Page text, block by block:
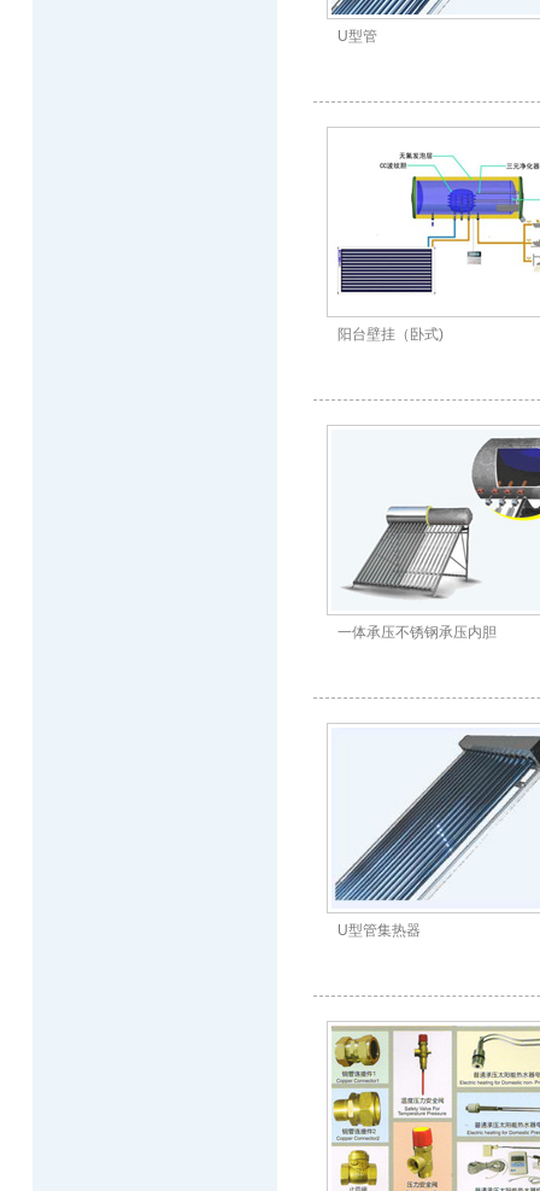
U型管
阳台壁挂（卧式)
一体承压不锈钢承压内胆
U型管集热器